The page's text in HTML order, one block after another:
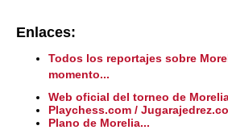
Enlaces:
Todos los reportajes sobre
momento...
Web oficial del torneo de
Playchess.com /
Plano de Morelia...